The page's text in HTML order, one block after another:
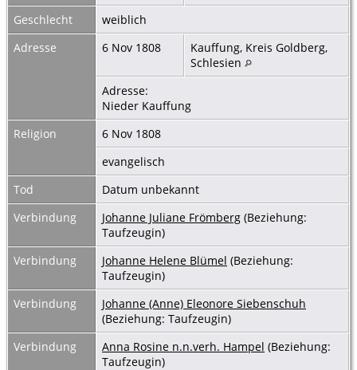
Geschlecht
weiblich
Adresse
6 Nov 1808
Kauffung, Kreis Goldberg,
Schlesien
Adresse:
Nieder Kauffung
Religion
6 Nov 1808
evangelisch
Tod
Datum unbekannt
Verbindung
Johanne Juliane Frömberg (Beziehung:
Taufzeugin)
Verbindung
Johanne Helene Blümel (Beziehung:
Taufzeugin)
Verbindung
Johanne (Anne) Eleonore Siebenschuh
(Beziehung: Taufzeugin)
Verbindung
Anna Rosine n.n.verh. Hampel (Beziehung:
Taufzeugin)